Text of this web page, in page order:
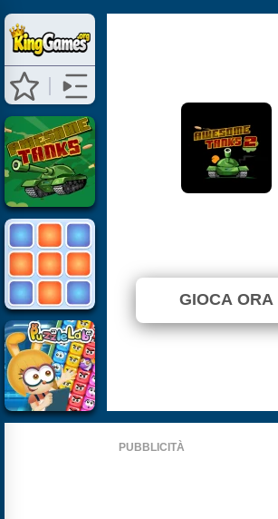
GIOCA ORA
PUBBLICITÀ